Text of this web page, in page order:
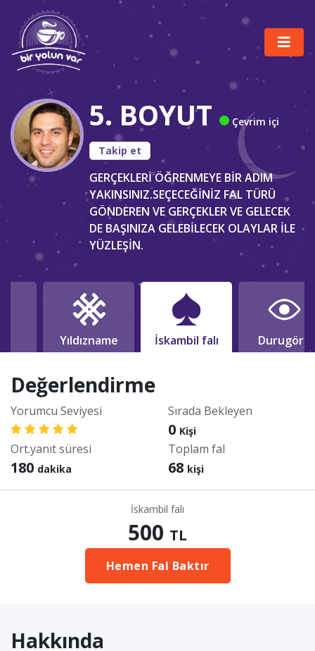
5. BOYUT Çevrim içi
Takip et
GERÇEKLERİ ÖĞRENMEYE BİR ADIM
YAKINSINIZ.SEÇECEĞİNİZ FAL TÜRÜ
GÖNDEREN VE GERÇEKLER VE GELECEK
DE BAŞINIZA GELEBİLECEK OLAYLAR İLE
YÜZLEŞİN.
Yıldızname İskambil falı Durugörü
Değerlendirme
Yorumcu Seviyesi Sırada Bekleyen
0 Kişi
Ort.yanıt süresi
180 dakika
Toplam fal
68 kişi
İskambil falı
500 TL
Hemen Fal Baktır
Hakkında